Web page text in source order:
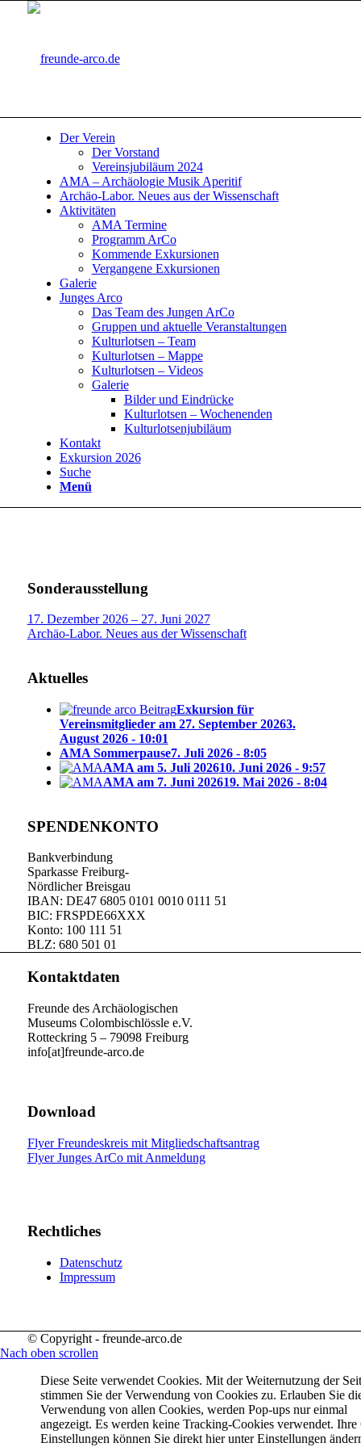
Der Verein
Der Vorstand
Vereinsjubiläum 2024
AMA – Archäologie Musik Aperitif
Archäo-Labor. Neues aus der Wissenschaft
Aktivitäten
AMA Termine
Programm ArCo
Kommende Exkursionen
Vergangene Exkursionen
Galerie
Junges Arco
Das Team des Jungen ArCo
Gruppen und aktuelle Veranstaltungen
Kulturlotsen – Team
Kulturlotsen – Mappe
Kulturlotsen – Videos
Galerie
Bilder und Eindrücke
Kulturlotsen – Wochenenden
Kulturlotsenjubiläum
Kontakt
Exkursion 2026
Suche
Menü
Sonderausstellung
17. Dezember 2026 – 27. Juni 2027
Archäo-Labor. Neues aus der Wissenschaft
Aktuelles
Exkursion für
Vereinsmitglieder am 27. September 20263.
August 2026 - 10:01
AMA Sommerpause7. Juli 2026 - 8:05
AMA am 5. Juli 202610. Juni 2026 - 9:57
AMA am 7. Juni 202619. Mai 2026 - 8:04
SPENDENKONTO
Bankverbindung
Sparkasse Freiburg-
Nördlicher Breisgau
IBAN: DE47 6805 0101 0010 0111 51
BIC: FRSPDE66XXX
Konto: 100 111 51
BLZ: 680 501 01
Kontaktdaten
Freunde des Archäologischen
Museums Colombischlössle e.V.
Rotteckring 5 – 79098 Freiburg
info[at]freunde-arco.de
Download
Flyer Freundeskreis mit Mitgliedschaftsantrag
Flyer Junges ArCo mit Anmeldung
Rechtliches
Datenschutz
Impressum
© Copyright - freunde-arco.de
Nach oben scrollen
Diese Seite verwendet Cookies. Mit der Weiternutzung der
stimmen Sie der Verwendung von Cookies zu. Erlauben Sie
Verwendung von allen Cookies, werden Pop-ups nur einmal
angezeigt. Es werden keine Tracking-Cookies verwendet.
Einstellungen können Sie direkt hier unter Einstellungen